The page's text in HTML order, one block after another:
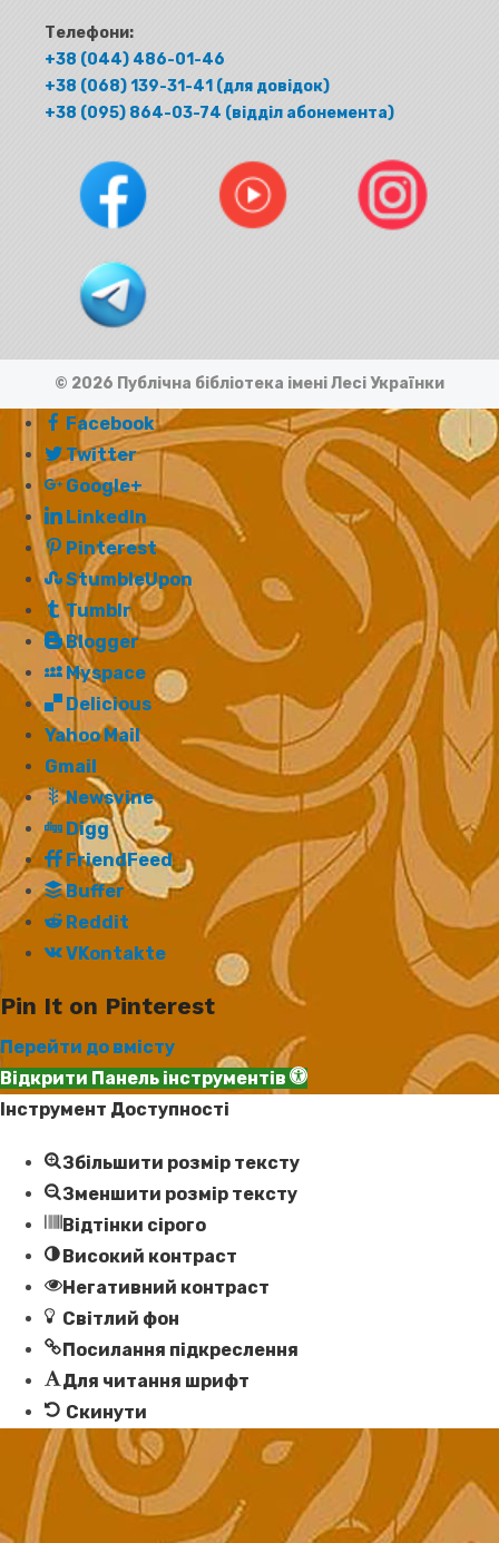
Телефони:
+38 (044) 486-01-46
+38 (068) 139-31-41 (для довідок)
+38 (095) 864-03-74 (відділ абонемента)
© 2026 Публічна бібліотека імені Лесі Українки
Facebook
Twitter
Google+
LinkedIn
Pinterest
StumbleUpon
Tumblr
Blogger
Myspace
Delicious
Yahoo Mail
Gmail
Newsvine
Digg
FriendFeed
Buffer
Reddit
VKontakte
Pin It on Pinterest
Перейти до вмісту
Відкрити Панель інструментів
Інструмент Доступності
Збільшити розмір тексту
Зменшити розмір тексту
Відтінки сірого
Високий контраст
Негативний контраст
Світлий фон
Посилання підкреслення
Для читання шрифт
Скинути